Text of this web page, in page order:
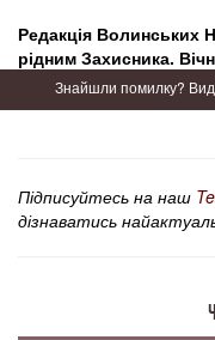
Редакція Волинських
рідним Захисника.
Знайшли помилку?
Підписуйтесь на наш
дізнаватись